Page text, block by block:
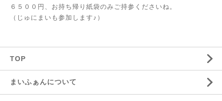
６５００円、お持ち帰り紙袋のみご持参くださいね。
（じゅにまいも参加します♪）
TOP
まいふぁんについて